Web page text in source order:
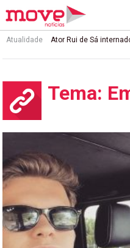
Atualidade Ator Rui de Sá
Tema: